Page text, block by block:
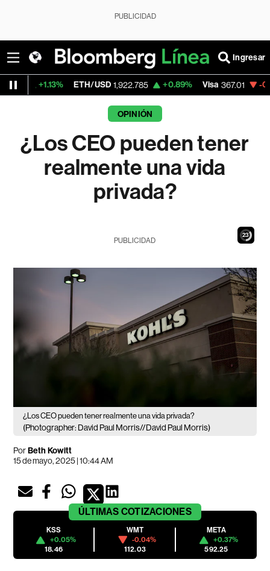
PUBLICIDAD
Ingresar
ETH/USD 1,922.785 +0.89% Visa 367.01 -0.93%
OPINIÓN
¿Los CEO pueden tener
realmente una vida
privada?
21
PUBLICIDAD
¿Los CEO pueden tener realmente una vida privada?
(Photographer: David Paul Morris//David Paul Morris)
PorBeth Kowitt
15 de mayo, 2025 | 10:44 AM
ÚLTIMAS COTIZACIONES
KSS
+0.05%
18.46
WMT
-0.04%
112.03
META
+0.37%
592.25